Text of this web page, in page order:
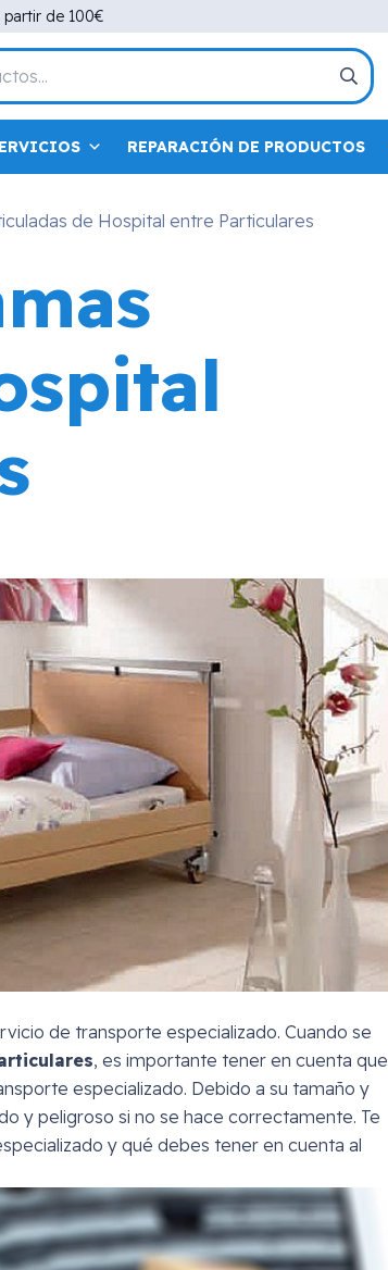
de 100€
REPARACIÓN DE PRODUCTOS
de Hospital entre Particulares
de transporte especializado. Cuando se
, es importante tener en cuenta que
especializado. Debido a su tamaño y
y peligroso si no se hace correctamente. Te
y qué debes tener en cuenta al